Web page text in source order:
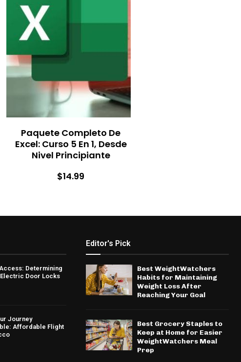
Paquete Completo De
Excel: Curso 5 En 1, Desde
Nivel Principiante
$14.99
Determining
Door Locks
Journey
Affordable Flight
Editor's Pick
Best WeightWatchers
Habits for Maintaining
Weight Loss After
Reaching Your Goal
Best Grocery Staples to
Keep at Home for Easier
WeightWatchers Meal
Prep